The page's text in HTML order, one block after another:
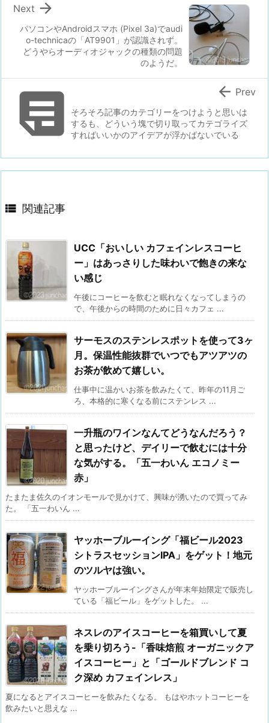
パソコンやAndroidスマホ (Pixel 3a)でaudi
o-technicaの「AT9901」が認識されず。
どうやらオーディオジャックの種類の問題
のようだ。

Next
そろそろ記事のカテゴリーをつけようと思いは
するも、どういう塊で切り取ってカテゴライズ
すればいいかのアイデアが浮かばないでいる
 Prev
 関連記事
UCC「おいしい カフェインレスコーヒ
ー」はあっさりした味わいで飽きの来な
い感じ
午後にコーヒーを飲むと眠れなくなってしまうの
で、午後からの時間のために日々カフェ ...
サーモスのステンレスポットを使って3ヶ
月。保温性能抜群でいつでもアツアツの
お茶が飲めて嬉しい。
仕事中に温かいお茶を飲みたくて、昨年の11月ご
ろ、本格的に寒くなる前にステンレス ...
一升瓶のワインなんてどうなんだろう？
と思ったけど、デイリーで飲むには十分
な気がする。「五一わいん エコノミー
赤」
たまたま佐久のイオンモールで見かけて、興味が湧いたので買ってみ
た。 「五一わいん ...
ヤッホーブルーイング「福ビール2023
シトラスセッションIPA」をゲット！地元
のツルヤは強い。
ヤッホーブルーイングさんが年末年始限定で販売し
ている「福ビール」をゲットした。 ...
ネスレのアイスコーヒーを箱買いして夏
を乗り切ろう-「香味焙煎 オーガニックア
イスコーヒー」と「ゴールドブレンド コ
ク深め カフェインレス」
夏になるとアイスコーヒーを飲みたくなる。 もはやホットコーヒーを
飲みたいと思えな ...